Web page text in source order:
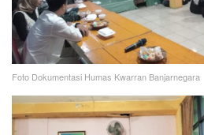
Foto Dokumentasi Humas Kwarran Banjarnegara